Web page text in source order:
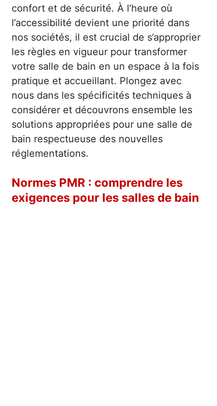
confort et de sécurité. À l’heure où
l’accessibilité devient une priorité dans
nos sociétés, il est crucial de s’approprier
les règles en vigueur pour transformer
votre salle de bain en un espace à la fois
pratique et accueillant. Plongez avec
nous dans les spécificités techniques à
considérer et découvrons ensemble les
solutions appropriées pour une salle de
bain respectueuse des nouvelles
réglementations.
Normes PMR : comprendre les
exigences pour les salles de bain